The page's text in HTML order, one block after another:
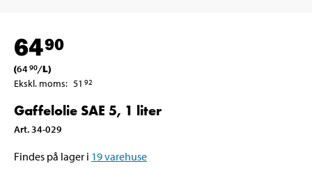
6490
(6490/L)
Ekskl. moms: 51 92
Gaffelolie SAE 5, 1 liter
Art. 34-029
Findes på lager i 19varehuse